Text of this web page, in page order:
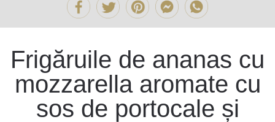
Frigăruile de ananas cu
mozzarella aromate cu
sos de portocale și